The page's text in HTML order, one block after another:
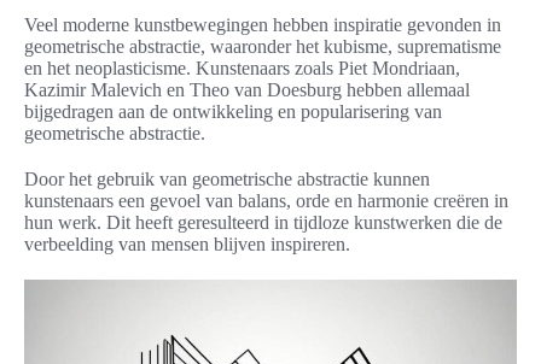
Veel moderne kunstbewegingen hebben inspiratie gevonden in
geometrische abstractie, waaronder het kubisme, suprematisme
en het neoplasticisme. Kunstenaars zoals Piet Mondriaan,
Kazimir Malevich en Theo van Doesburg hebben allemaal
bijgedragen aan de ontwikkeling en popularisering van
geometrische abstractie.
Door het gebruik van geometrische abstractie kunnen
kunstenaars een gevoel van balans, orde en harmonie creëren in
hun werk. Dit heeft geresulteerd in tijdloze kunstwerken die de
verbeelding van mensen blijven inspireren.